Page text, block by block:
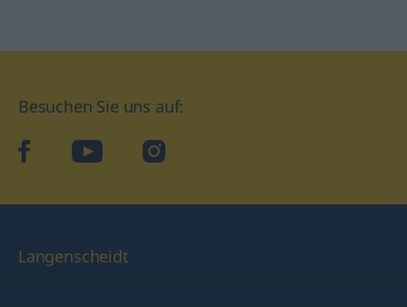
Besuchen Sie uns auf:
facebook YouTube Instagram
Langenscheidt